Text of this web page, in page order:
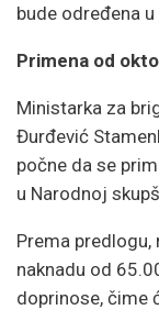
bude određena
Primena od
Ministarka za
Đurđević
počne da se
u Narodnoj
Prema
naknadu od
doprinose, čime